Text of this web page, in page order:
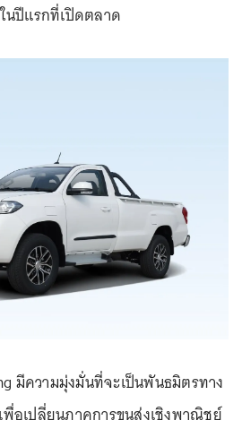
นปีแรกที่เปิดตลาด
มีความมุ่งมั่นที่จะเป็นพันธมิตรทาง
อเปลี่ยนภาคการขนส่งเชิงพาณิชย์